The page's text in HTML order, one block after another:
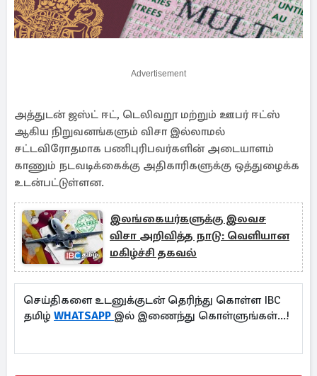
Advertisement
அத்துடன் ஜஸ்ட் ஈட், டெலிவறூ மற்றும் ஊபர் ஈட்ஸ்
ஆகிய நிறுவனங்களும் விசா இல்லாமல்
சட்டவிரோதமாக பணிபுரிபவர்களின் அடையாளம்
காணும் நடவடிக்கைக்கு அதிகாரிகளுக்கு ஒத்துழைக்க
உடன்பட்டுள்ளன.
இலங்கையர்களுக்கு இலவச
விசா அறிவித்த நாடு: வெளியான
மகிழ்ச்சி தகவல்
செய்திகளை உடனுக்குடன் தெரிந்து கொள்ள IBC
தமிழ் WHATSAPP இல் இணைந்து கொள்ளுங்கள்...!